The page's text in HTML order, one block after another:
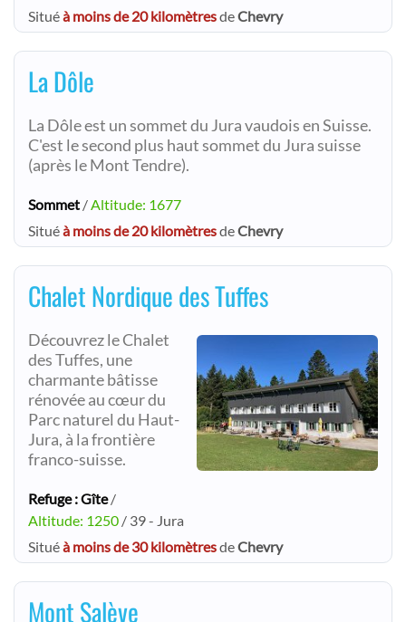
Situéà moins de 20 kilomètresdeChevry
La Dôle
La Dôle est un sommet du Jura vaudois en Suisse.
C'est le second plus haut sommet du Jura suisse
(après le Mont Tendre).
Sommet /Altitude: 1677
Situéà moins de 20 kilomètresdeChevry
Chalet Nordique des Tuffes
Découvrez le Chalet
des Tuffes, une
charmante bâtisse
rénovée au cœur du
Parc naturel du Haut-
Jura, à la frontière
franco-suisse.
Refuge : Gîte/
Altitude: 1250 / 39 - Jura
Situéà moins de 30 kilomètresdeChevry
Mont Salève